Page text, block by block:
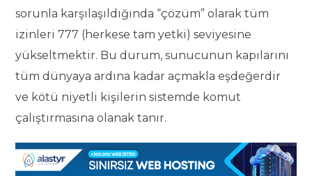
sorunla karşılaşıldığında “çözüm” olarak tüm
izinleri 777 (herkese tam yetki) seviyesine
yükseltmektir. Bu durum, sunucunun kapılarını
tüm dünyaya ardına kadar açmakla eşdeğerdir
ve kötü niyetli kişilerin sistemde komut
çalıştırmasına olanak tanır.